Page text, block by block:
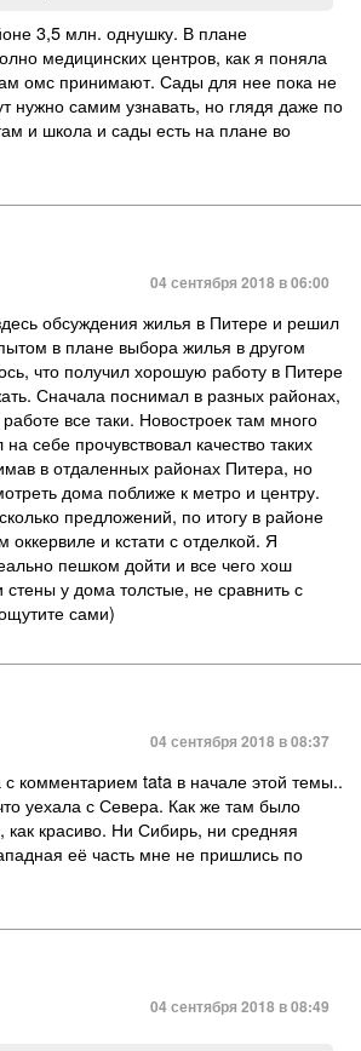
3,5 млн. однушку. В плане
медицинских центров, как я поняла
омс принимают. Сады для нее пока не
нужно самим узнавать, но глядя даже по
и школа и сады есть на плане во
04 сентября 2018 в 06:00
обсуждения жилья в Питере и решил
в плане выбора жилья в другом
что получил хорошую работу в Питере
Сначала поснимал в разных районах,
все таки. Новостроек там много
себе прочувствовал качество таких
в отдаленных районах Питера, но
дома поближе к метро и центру.
предложений, по итогу в районе
и кстати с отделкой. Я
пешком дойти и все чего хош
у дома толстые, не сравнить с
сами)
04 сентября 2018 в 08:37
с комментарием tata в начале этой темы..
уехала с Севера. Как же там было
красиво. Ни Сибирь, ни средняя
её часть мне не пришлись по
04 сентября 2018 в 08:49